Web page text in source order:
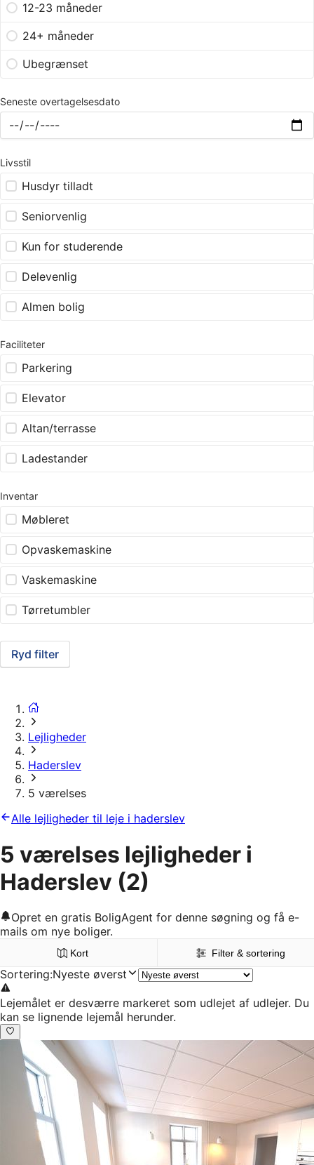
12-23 måneder
24+ måneder
Ubegrænset
Seneste overtagelsesdato
Livsstil
Husdyr tilladt
Seniorvenlig
Kun for studerende
Delevenlig
Almen bolig
Faciliteter
Parkering
Elevator
Altan/terrasse
Ladestander
Inventar
Møbleret
Opvaskemaskine
Vaskemaskine
Tørretumbler
Ryd filter
Lejligheder
Haderslev
5 værelses
Alle lejligheder til leje i haderslev
5 værelses lejligheder i
Haderslev (2)
Opret en gratis BoligAgent for denne søgning og få e-
mails om nye boliger.
Kort Filter & sortering
Sortering:Nyeste øverst
Lejemålet er desværre markeret som udlejet af udlejer. Du
kan se lignende lejemål herunder.